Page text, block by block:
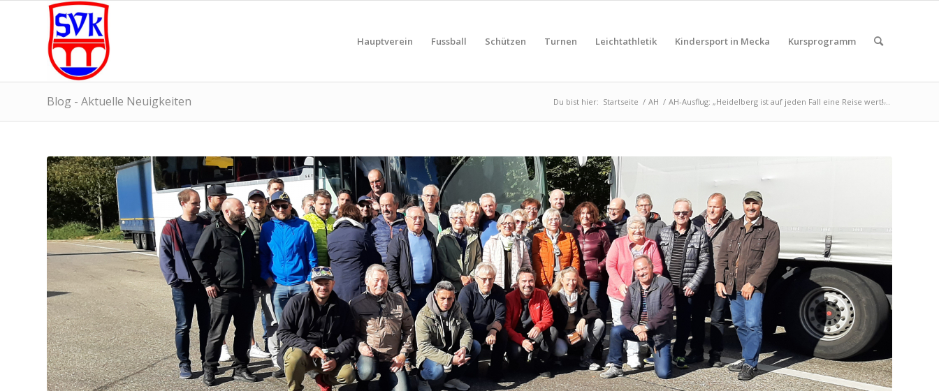
Hauptverein Fussball Schützen Turnen Leichtathletik Kindersport in Mecka Kursprogramm
Blog - Aktuelle Neuigkeiten Du bist hier: Startseite / AH / AH-Ausflug: „Heidelberg ist auf jeden Fall eine Reise wert!̶...